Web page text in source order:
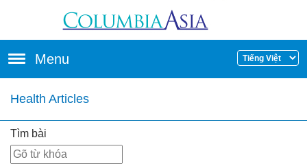
Menu
Health Articles
Tìm bài